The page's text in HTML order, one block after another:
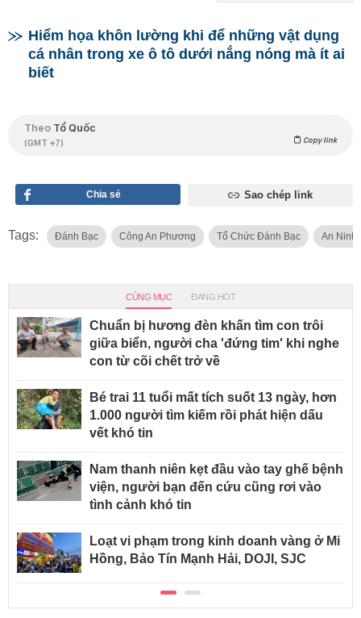
Hiểm họa khôn lường khi để những vật dụng
cá nhân trong xe ô tô dưới nắng nóng mà ít ai
biết
Theo Tổ Quốc
(GMT +7) Copy link
Chia sẻ Sao chép link
Tags: Đánh Bạc Công An Phương Tổ Chức Đánh Bạc An Ninh
CÙNG MỤC ĐANG HOT
Chuẩn bị hương đèn khấn tìm con trôi
giữa biển, người cha 'đứng tim' khi nghe
con từ cõi chết trở về
Bé trai 11 tuổi mất tích suốt 13 ngày, hơn
1.000 người tìm kiếm rồi phát hiện dấu
vết khó tin
Nam thanh niên kẹt đầu vào tay ghế bệnh
viện, người bạn đến cứu cũng rơi vào
tình cảnh khó tin
Loạt vi phạm trong kinh doanh vàng ở Mi
Hồng, Bảo Tín Mạnh Hải, DOJI, SJC